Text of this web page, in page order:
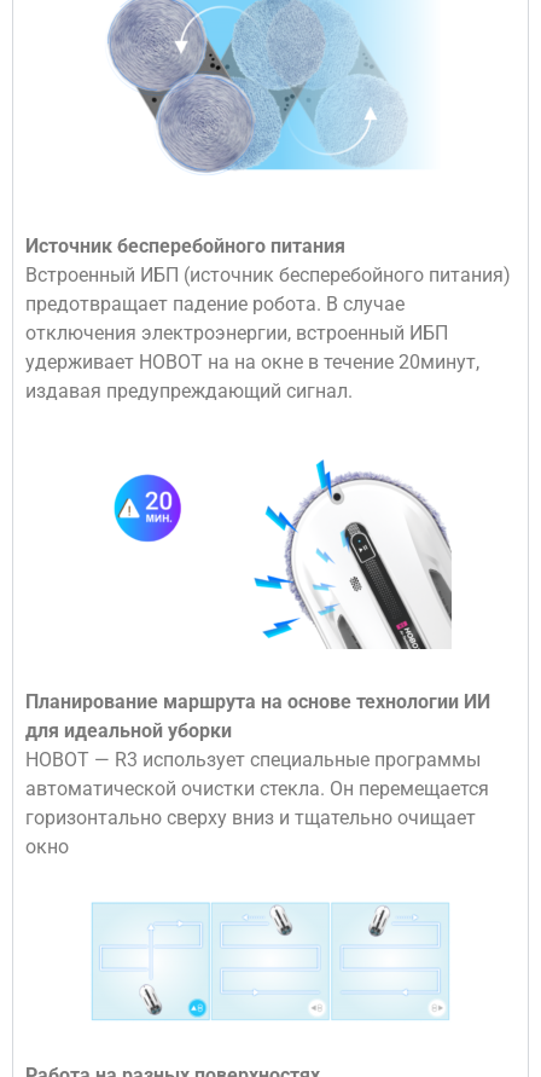
Источник бесперебойного питания
Встроенный ИБП (источник бесперебойного питания)
предотвращает падение робота. В случае
отключения электроэнергии, встроенный ИБП
удерживает HOBOT на на окне в течение 20минут,
издавая предупреждающий сигнал.
Планирование маршрута на основе технологии ИИ
для идеальной уборки
HOBOT — R3 использует специальные программы
автоматической очистки стекла. Он перемещается
горизонтально сверху вниз и тщательно очищает
окно